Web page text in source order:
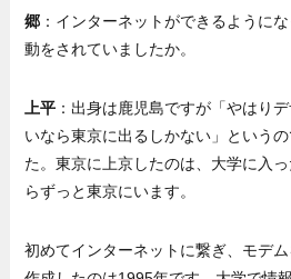
郷 ：インターネットができるように
動をされていましたか。
上平 ：出身は鹿児島ですが「やはり
いなら東京に出るしかない」という
た。東京に上京したのは、大学に入
らずっと東京にいます。
初めてインターネットに繋ぎ、モデ